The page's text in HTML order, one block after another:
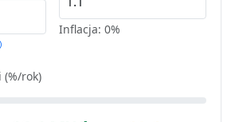
Inflacja: 0%
rok)